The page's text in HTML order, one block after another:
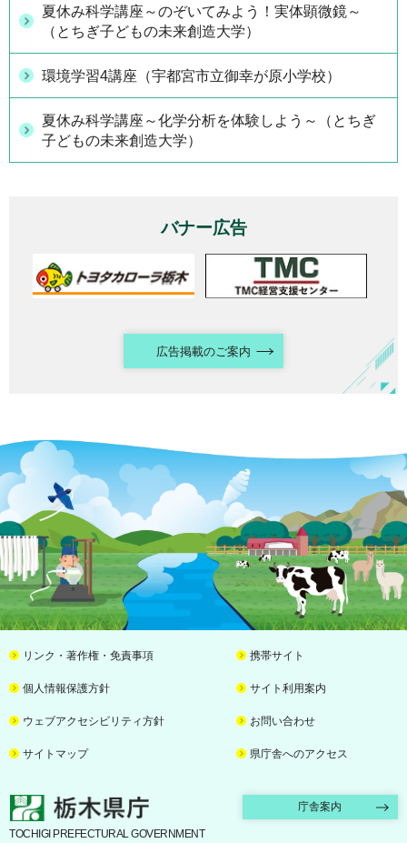
夏休み科学講座～のぞいてみよう！実体顕微鏡～
（とちぎ子どもの未来創造大学）
環境学習4講座（宇都宮市立御幸が原小学校）
夏休み科学講座～化学分析を体験しよう～（とちぎ
子どもの未来創造大学）
バナー広告
広告掲載のご案内
リンク・著作権・免責事項 携帯サイト
個人情報保護方針 サイト利用案内
ウェブアクセシビリティ方針 お問い合わせ
サイトマップ 県庁舎へのアクセス
栃木県庁 庁舎案内
TOCHIGI PREFECTURAL GOVERNMENT